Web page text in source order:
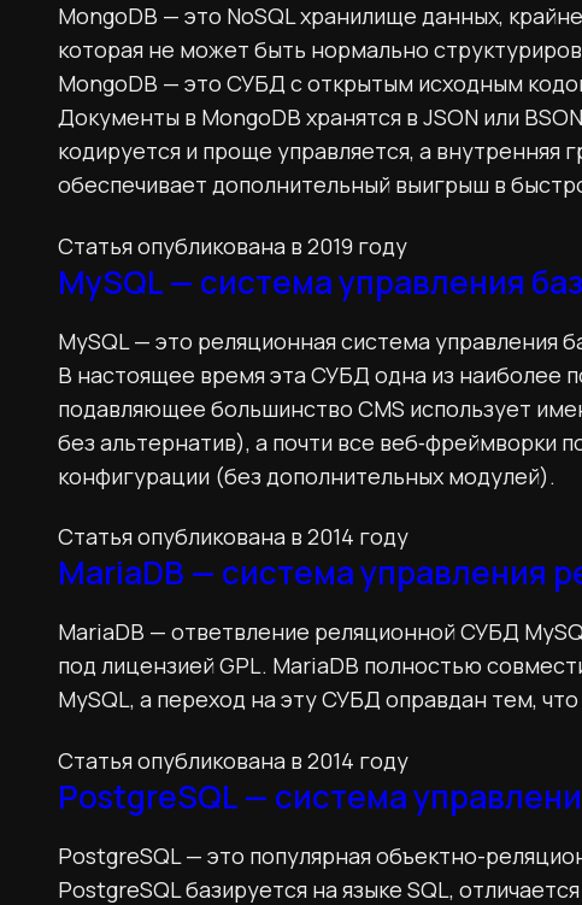
MongoDB — это NoSQL хранилище данных,
которая не может быть нормально
MongoDB — это СУБД с открытым исходным
Документы в MongoDB хранятся в JSON или
кодируется и проще управляется, а внутренняя
обеспечивает дополнительный выигрыш в
Статья опубликована в 2019 году
MySQL — система управления
MySQL — это реляционная система управления
В настоящее время эта СУБД одна из наиболее
подавляющее большинство CMS использует
без альтернатив), а почти все веб‑фреймворки
конфигурации (без дополнительных модулей).
Статья опубликована в 2014 году
MariaDB — система управления
MariaDB — ответвление реляционной СУБД
под лицензией GPL. MariaDB полностью
MySQL, а переход на эту СУБД оправдан тем,
Статья опубликована в 2014 году
PostgreSQL — система
PostgreSQL — это популярная объектно-
PostgreSQL базируется на языке SQL,